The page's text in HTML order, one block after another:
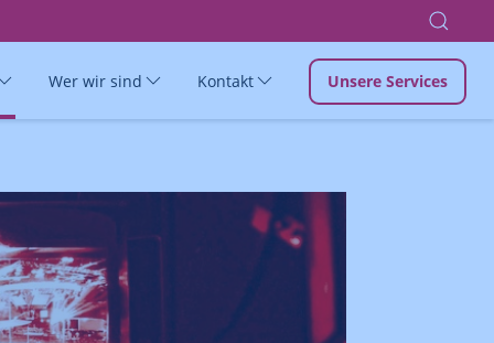
Wer wir sind Kontakt Unsere Services